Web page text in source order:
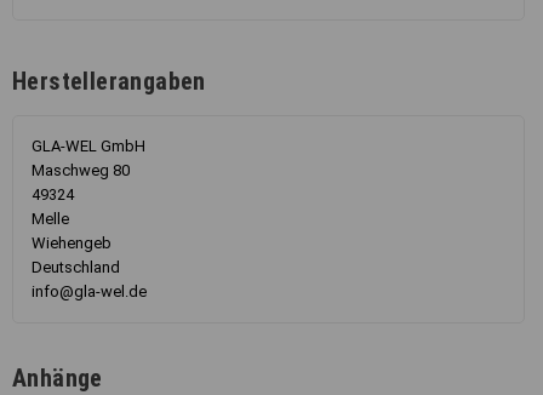
Herstellerangaben
GLA-WEL GmbH
Maschweg 80
49324
Melle
Wiehengeb
Deutschland
info@gla-wel.de
Anhänge